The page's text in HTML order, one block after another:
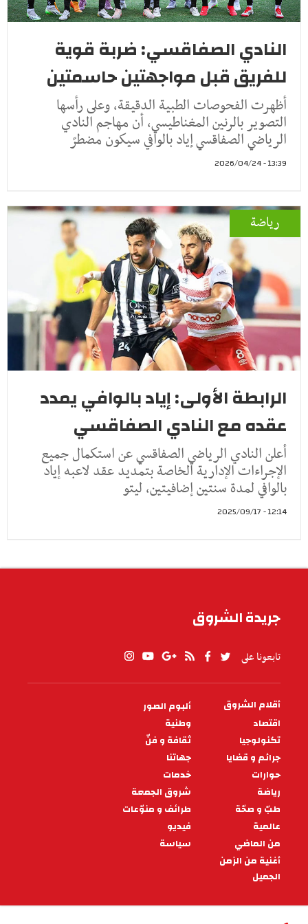
النادي الصفاقسي: ضربة قوية
للفريق قبل مواجهتين حاسمتين
أظهرت الفحوصات الطبية الدقيقة، وعلى رأسها
التصوير بالرنين المغناطيسي، أن مهاجم النادي
الرياضي الصفاقسي إياد بالوافي سيكون مضطرً
13:39 - 2026/04/24
رياضة
الرابطة الأولى: إياد بالوافي يمدد
عقده مع النادي الصفاقسي
أعلن النادي الرياضي الصفاقسي عن استكمال جميع
الإجراءات الإدارية الخاصة بتمديد عقد لاعبه إياد
بالوافي لمدة سنتين إضافيتين، ليتو
12:14 - 2025/09/17
جريدة الشروق
تابعونا على
PIED
DE
PAGE
أقلام الشروق
ألبوم الصور
اقتصاد
وطنية
تكنولوجيا
ثقافة و فنّ
جرائم و قضايا
جهاتنا
حوارات
خدمات
رياضة
شروق الجمعة
طبّ و صحّة
طرائف و منوّعات
عالمية
فيديو
من الماضي
سياسة
أغنية من الزمن
الجميل